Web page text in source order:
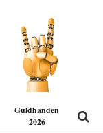
Guldhanden
2026